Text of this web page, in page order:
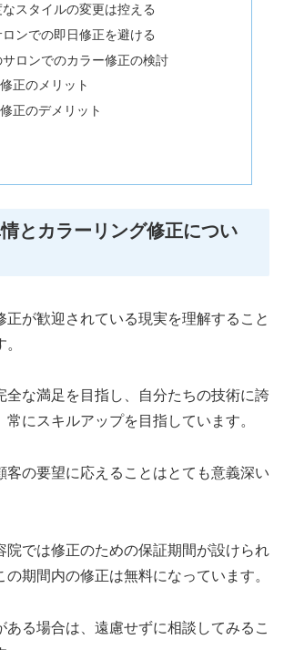
なスタイルの変更は控える
ロンでの即日修正を避ける
サロンでのカラー修正の検討
正のメリット
正のデメリット
とカラーリング修正につい
正が歓迎されている現実を理解すること
全な満足を目指し、自分たちの技術に誇
常にスキルアップを目指しています。
客の要望に応えることはとても意義深い
院では修正のための保証期間が設けられ
の期間内の修正は無料になっています。
ある場合は、遠慮せずに相談してみるこ